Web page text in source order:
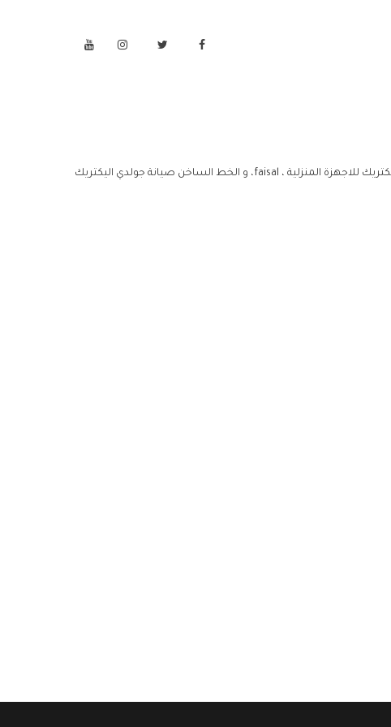
اليكتريك للاجهزة المنزلية ، faisal، مركز خدمة صيانة جولدي اليكتريك للاجهزة المنزلية ، faisal، خدمة عملاء صيانة جولدي اليكتريك للاجهزة المنزلية ، faisal، و الخط الساخن صيانة جولدي اليكتريك